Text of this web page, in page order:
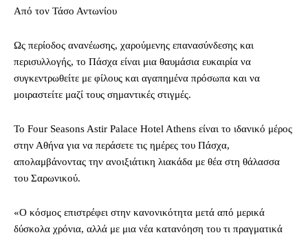
Από τον Τάσο Αντωνίου
Ως περίοδος ανανέωσης, χαρούμενης επανασύνδεσης και
περισυλλογής, το Πάσχα είναι μια θαυμάσια ευκαιρία να
συγκεντρωθείτε με φίλους και αγαπημένα πρόσωπα και να
μοιραστείτε μαζί τους σημαντικές στιγμές.
Το Four Seasons Astir Palace Hotel Athens είναι το ιδανικό μέρος
στην Αθήνα για να περάσετε τις ημέρες του Πάσχα,
απολαμβάνοντας την ανοιξιάτικη λιακάδα με θέα στη θάλασσα
του Σαρωνικού.
«Ο κόσμος επιστρέφει στην κανονικότητα μετά από μερικά
δύσκολα χρόνια, αλλά με μια νέα κατανόηση του τι πραγματικά